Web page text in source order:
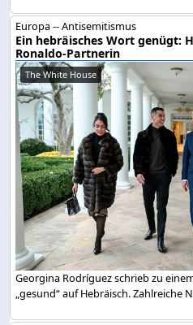
Europa -- Antisemitismus
Ein hebräisches Wort genügt:
Ronaldo-Partnerin
The White House
Georgina Rodríguez schrieb zu
„gesund“ auf Hebräisch. Zahlreiche